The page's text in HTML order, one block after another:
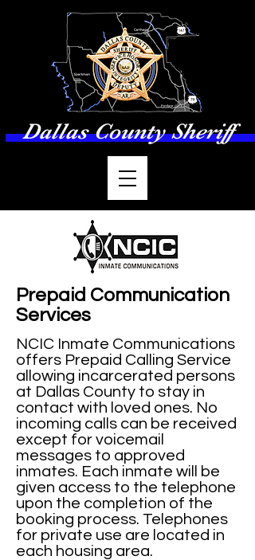
Dallas County Sheriff
Prepaid Communication
Services
NCIC Inmate Communications
offers Prepaid Calling Service
allowing incarcerated persons
at Dallas County to stay in
contact with loved ones. No
incoming calls can be received
except for voicemail
messages to approved
inmates. Each inmate will be
given access to the telephone
upon the completion of the
booking process. Telephones
for private use are located in
each housing area.